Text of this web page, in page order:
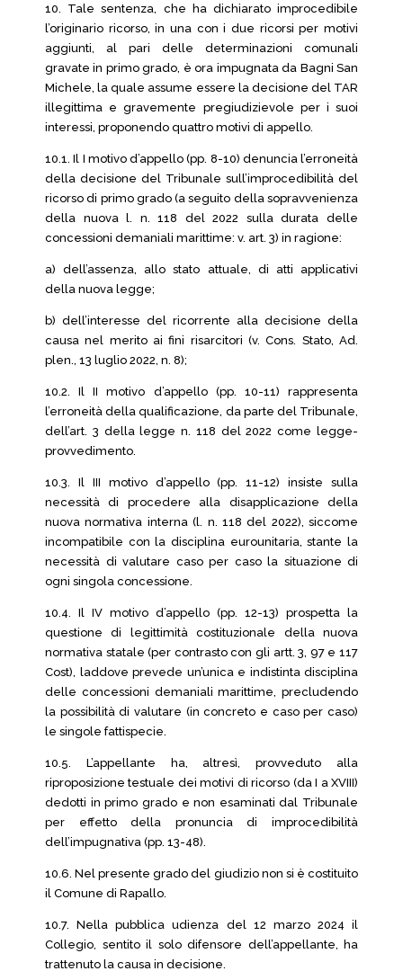
10. Tale sentenza, che ha dichiarato improcedibile
l’originario ricorso, in una con i due ricorsi per motivi
aggiunti, al pari delle determinazioni comunali
gravate in primo grado, è ora impugnata da Bagni San
Michele, la quale assume essere la decisione del TAR
illegittima e gravemente pregiudizievole per i suoi
interessi, proponendo quattro motivi di appello.
10.1. Il I motivo d’appello (pp. 8-10) denuncia l’erroneità
della decisione del Tribunale sull’improcedibilità del
ricorso di primo grado (a seguito della sopravvenienza
della nuova l. n. 118 del 2022 sulla durata delle
concessioni demaniali marittime: v. art. 3) in ragione:
a) dell’assenza, allo stato attuale, di atti applicativi
della nuova legge;
b) dell’interesse del ricorrente alla decisione della
causa nel merito ai fini risarcitori (v. Cons. Stato, Ad.
plen., 13 luglio 2022, n. 8);
10.2. Il II motivo d’appello (pp. 10-11) rappresenta
l’erroneità della qualificazione, da parte del Tribunale,
dell’art. 3 della legge n. 118 del 2022 come legge-
provvedimento.
10.3. Il III motivo d’appello (pp. 11-12) insiste sulla
necessità di procedere alla disapplicazione della
nuova normativa interna (l. n. 118 del 2022), siccome
incompatibile con la disciplina eurounitaria, stante la
necessità di valutare caso per caso la situazione di
ogni singola concessione.
10.4. Il IV motivo d’appello (pp. 12-13) prospetta la
questione di legittimità costituzionale della nuova
normativa statale (per contrasto con gli artt. 3, 97 e 117
Cost), laddove prevede un’unica e indistinta disciplina
delle concessioni demaniali marittime, precludendo
la possibilità di valutare (in concreto e caso per caso)
le singole fattispecie.
10.5. L’appellante ha, altresì, provveduto alla
riproposizione testuale dei motivi di ricorso (da I a XVIII)
dedotti in primo grado e non esaminati dal Tribunale
per effetto della pronuncia di improcedibilità
dell’impugnativa (pp. 13-48).
10.6. Nel presente grado del giudizio non si è costituito
il Comune di Rapallo.
10.7. Nella pubblica udienza del 12 marzo 2024 il
Collegio, sentito il solo difensore dell’appellante, ha
trattenuto la causa in decisione.